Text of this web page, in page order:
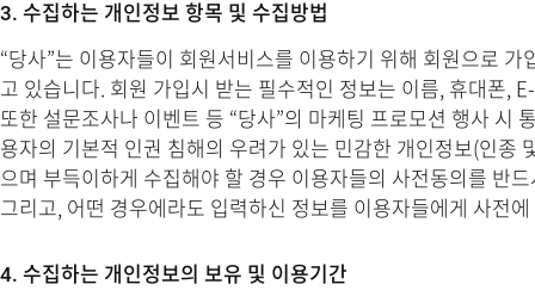
3. 수집하는 개인정보 항목 및 수집방법
“당사”는 이용자들이 회원서비스를 이용하기 위해 회원으로
고 있습니다. 회원 가입시 받는 필수적인 정보는 이름, 휴대폰,
또한 설문조사나 이벤트 등 “당사”의 마케팅 프로모션 행사 시
용자의 기본적 인권 침해의 우려가 있는 민감한 개인정보(인종
으며 부득이하게 수집해야 할 경우 이용자들의 사전동의를 반
그리고, 어떤 경우에라도 입력하신 정보를 이용자들에게 사전
4. 수집하는 개인정보의 보유 및 이용기간